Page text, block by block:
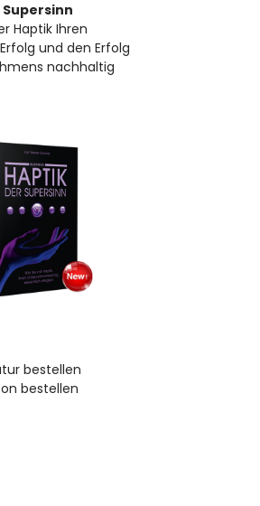
Haptik Ihren
und den Erfolg
nachhaltig
bestellen
bestellen